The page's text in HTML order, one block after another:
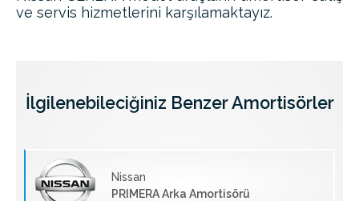
ve servis hizmetlerini karşılamaktayız.
İlgilenebileciğiniz Benzer Amortisörler
Nissan
PRIMERA Arka Amortisörü